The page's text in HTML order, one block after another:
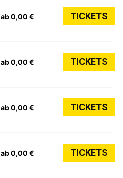
ab 0,00 € TICKETS
ab 0,00 € TICKETS
ab 0,00 € TICKETS
ab 0,00 € TICKETS